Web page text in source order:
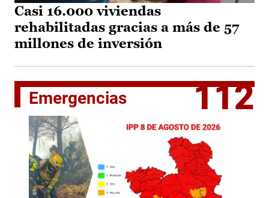
Casi 16.000 viviendas
rehabilitadas gracias a más de 57
millones de inversión
Emergencias 112